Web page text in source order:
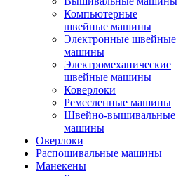
Компьютерные
швейные машины
Электронные швейные
машины
Электромеханические
швейные машины
Коверлоки
Ремесленные машины
Швейно-вышивальные
машины
Оверлоки
Распошивальные машины
Манекены